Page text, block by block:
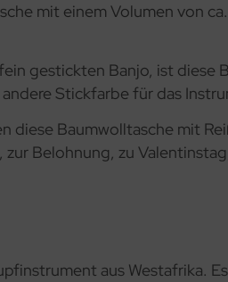
mit einem Volumen von
gestickten Banjo, ist diese
Stickfarbe für das
diese Baumwolltasche mit
zur Belohnung, zu
aus Westafrika.